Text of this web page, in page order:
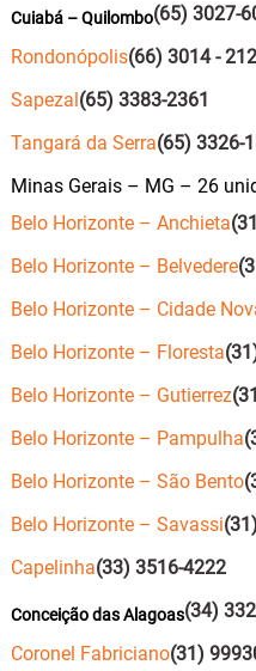
Cuiabá – Quilombo(65) 3027-
Rondonópolis(66) 3014 -
Sapezal(65) 3383-2361
Tangará da Serra(65) 3326-
Minas Gerais – MG – 26
Belo Horizonte – Anchieta
Belo Horizonte – Belvedere
Belo Horizonte – Cidade
Belo Horizonte – Floresta
Belo Horizonte – Gutierrez
Belo Horizonte – Pampulha
Belo Horizonte – São Bento
Belo Horizonte – Savassi
Capelinha(33) 3516-4222
Conceição das Alagoas(34)
Coronel Fabriciano(31)